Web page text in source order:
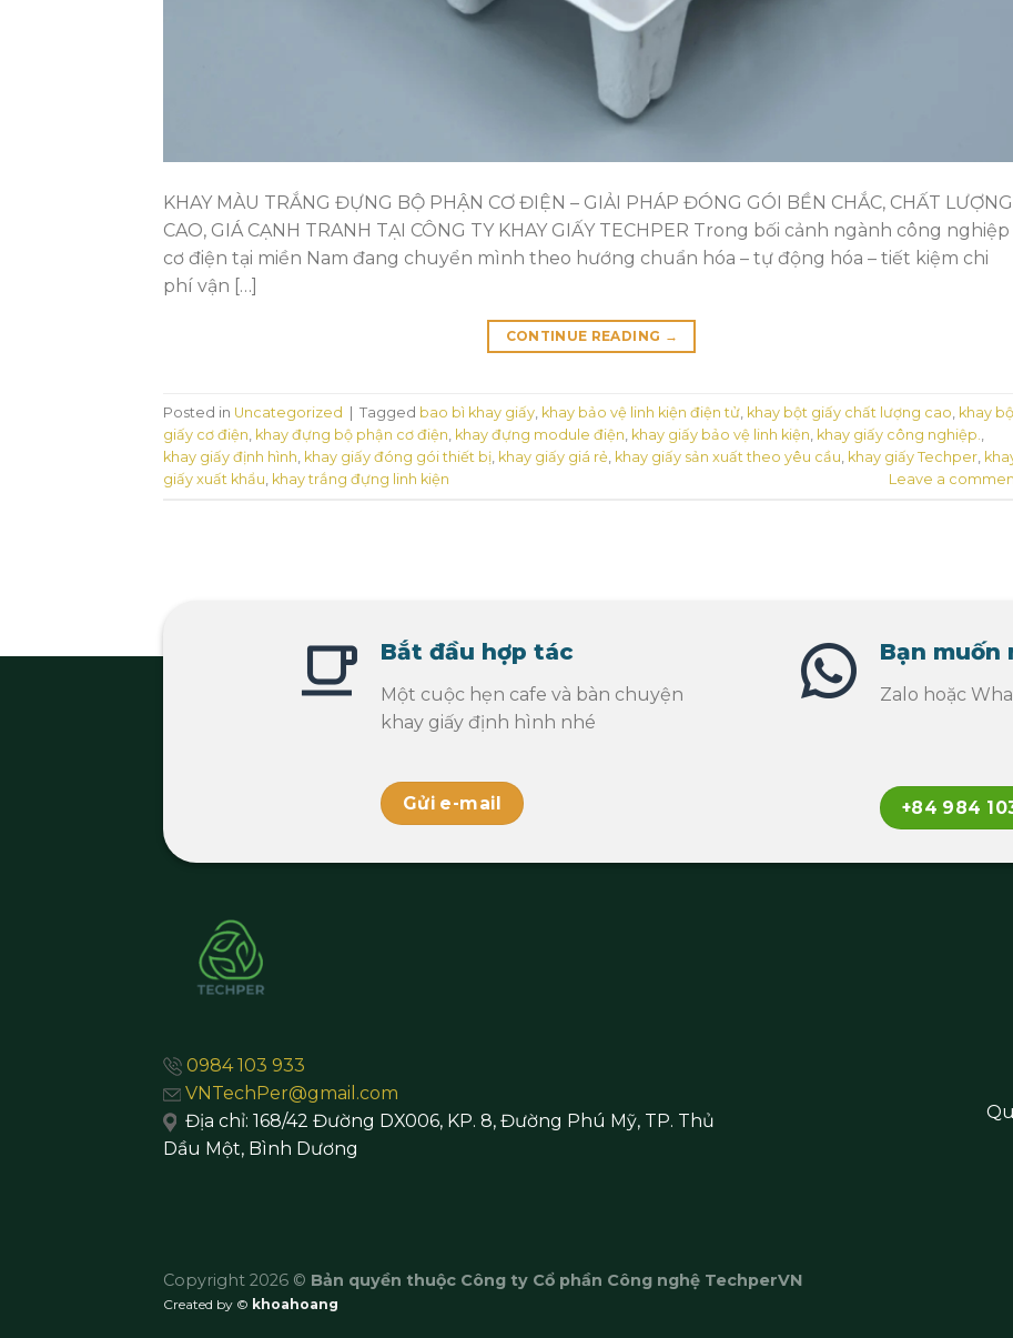
KHAY MÀU TRẮNG ĐỰNG BỘ PHẬN CƠ ĐIỆN – GIẢI PHÁP ĐÓNG GÓI BỀN CHẮC, CHẤT LƯỢNG
CAO, GIÁ CẠNH TRANH TẠI CÔNG TY KHAY GIẤY TECHPER Trong bối cảnh ngành công nghiệp
cơ điện tại miền Nam đang chuyển mình theo hướng chuẩn hóa – tự động hóa – tiết kiệm chi
phí vận […]
CONTINUE READING →
Posted in Uncategorized | Tagged bao bì khay giấy khay bảo vệ linh kiện điện tử khay bột giấy chất lượng cao khay
giấy cơ điện khay đựng bộ phận cơ điện khay đựng module điện khay giấy bảo vệ linh kiện khay giấy công nghiệp.
khay giấy định hình khay giấy đóng gói thiết bị khay giấy giá rẻ khay giấy sản xuất theo yêu cầu khay giấy Techper
giấy xuất khẩu khay trắng đựng linh kiện Leave a
Bắt đầu hợp tác
Một cuộc hẹn cafe và bàn chuyện
khay giấy định hình nhé
Gửi e-mail
Bạn muốn
Zalo hoặc
+84 984
0984 103 933
VNTechPer@gmail.com
Địa chỉ: 168/42 Đường DX006, KP. 8, Đường Phú Mỹ, TP. Thủ
Dầu Một, Bình Dương
Copyright 2026 © Bản quyền thuộc Công ty Cổ phần Công nghệ TechperVN
Created by © khoahoang